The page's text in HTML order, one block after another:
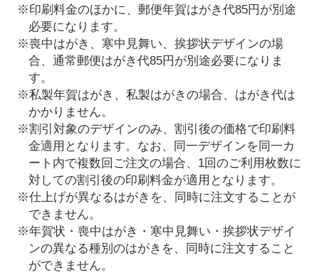
※印刷料金のほかに、郵便年賀はがき代85円が別途
必要になります。
※喪中はがき、寒中見舞い、挨拶状デザインの場
合、通常郵便はがき代85円が別途必要になりま
す。
※私製年賀はがき、私製はがきの場合、はがき代は
かかりません。
※割引対象のデザインのみ、割引後の価格で印刷料
金適用となります。なお、同一デザインを同一カ
ート内で複数回ご注文の場合、1回のご利用枚数に
対しての割引後の印刷料金が適用となります。
※仕上げが異なるはがきを、同時に注文することが
できません。
※年賀状・喪中はがき・寒中見舞い・挨拶状デザイ
ンの異なる種別のはがきを、同時に注文すること
ができません。